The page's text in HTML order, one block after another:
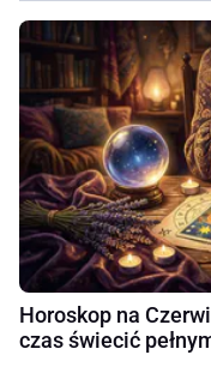
Horoskop na
czas świecić